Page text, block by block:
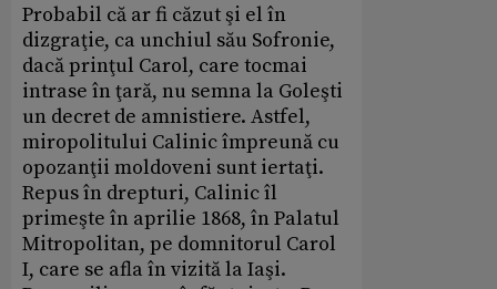
Probabil că ar fi căzut şi el în
dizgraţie, ca unchiul său Sofronie,
dacă prinţul Carol, care tocmai
intrase în ţară, nu semna la Goleşti
un decret de amnistiere. Astfel,
miropolitului Calinic împreună cu
opozanţii moldoveni sunt iertaţi.
Repus în drepturi, Calinic îl
primeşte în aprilie 1868, în Palatul
Mitropolitan, pe domnitorul Carol
I, care se afla în vizită la Iaşi.